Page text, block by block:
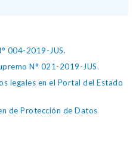
004-2019-JUS.
N° 021-2019-JUS.
legales en el Portal del Estado
de Protección de Datos